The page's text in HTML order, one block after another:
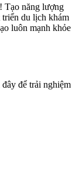
Tạo năng lượng
triển du lịch khám
luôn mạnh khỏe
để trải nghiệm